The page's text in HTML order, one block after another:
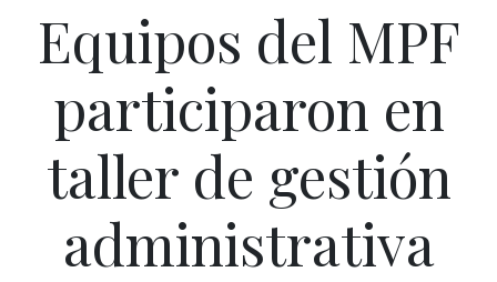
Equipos del MPF
participaron en
taller de gestión
administrativa